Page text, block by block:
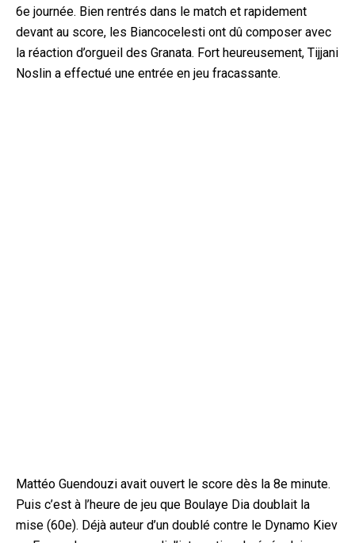
6e journée. Bien rentrés dans le match et rapidement
devant au score, les Biancocelesti ont dû composer avec
la réaction d’orgueil des Granata. Fort heureusement, Tijjani
Noslin a effectué une entrée en jeu fracassante.
Mattéo Guendouzi avait ouvert le score dès la 8e minute.
Puis c’est à l’heure de jeu que Boulaye Dia doublait la
mise (60e). Déjà auteur d’un doublé contre le Dynamo Kiev